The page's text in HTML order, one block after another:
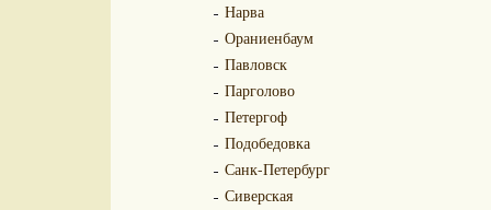
Нарва
Ораниенбаум
Павловск
Парголово
Петергоф
Подобедовка
Санк-Петербург
Сиверская